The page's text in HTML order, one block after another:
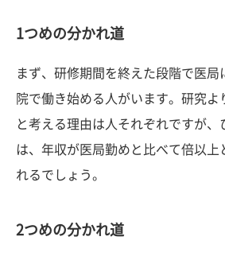
1つめの分かれ道
まず、研修期間を終えた段階で医局
院で働き始める人がいます。研究よ
と考える理由は人それぞれですが、
は、年収が医局勤めと比べて倍以上
れるでしょう。
2つめの分かれ道